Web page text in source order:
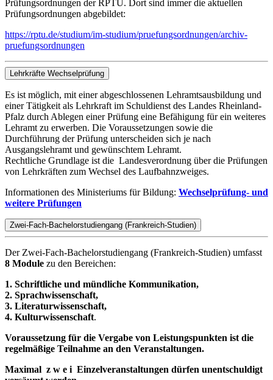
Prüfungsordnungen der RPTU. Dort sind immer die aktuellen
Prüfungsordnungen abgebildet:
https://rptu.de/studium/im-studium/pruefungsordnungen/archiv-
pruefungsordnungen
Lehrkräfte Wechselprüfung
Es ist möglich, mit einer abgeschlossenen Lehramtsausbildung und
einer Tätigkeit als Lehrkraft im Schuldienst des Landes Rheinland-
Pfalz durch Ablegen einer Prüfung eine Befähigung für ein weiteres
Lehramt zu erwerben. Die Voraussetzungen sowie die
Durchführung der Prüfung unterscheiden sich je nach
Ausgangslehramt und gewünschtem Lehramt.
Rechtliche Grundlage ist die Landesverordnung über die Prüfungen
von Lehrkräften zum Wechsel des Laufbahnzweiges.
Informationen des Ministeriums für Bildung: Wechselprüfung- und
weitere Prüfungen
Zwei-Fach-Bachelorstudiengang (Frankreich-Studien)
Der Zwei-Fach-Bachelorstudiengang (Frankreich-Studien) umfasst
8 Module zu den Bereichen:
1. Schriftliche und mündliche Kommunikation,
2. Sprachwissenschaft,
3. Literaturwissenschaft,
4. Kulturwissenschaft.
Voraussetzung für die Vergabe von Leistungspunkten ist die
regelmäßige Teilnahme an den Veranstaltungen.
Maximal z w e i Einzelveranstaltungen dürfen unentschuldigt